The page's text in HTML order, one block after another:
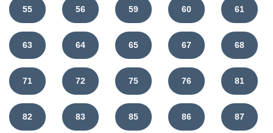
55 56 59 60 61
63 64 65 67 68
71 72 75 76 81
82 83 85 86 87